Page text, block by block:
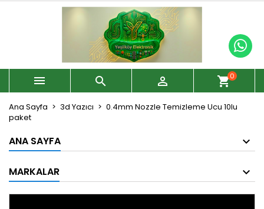
   shopping_cart0
Ana Sayfa 3d Yazıcı
0.4mm Nozzle Temizleme Ucu 10lu
paket
ANA SAYFA
MARKALAR